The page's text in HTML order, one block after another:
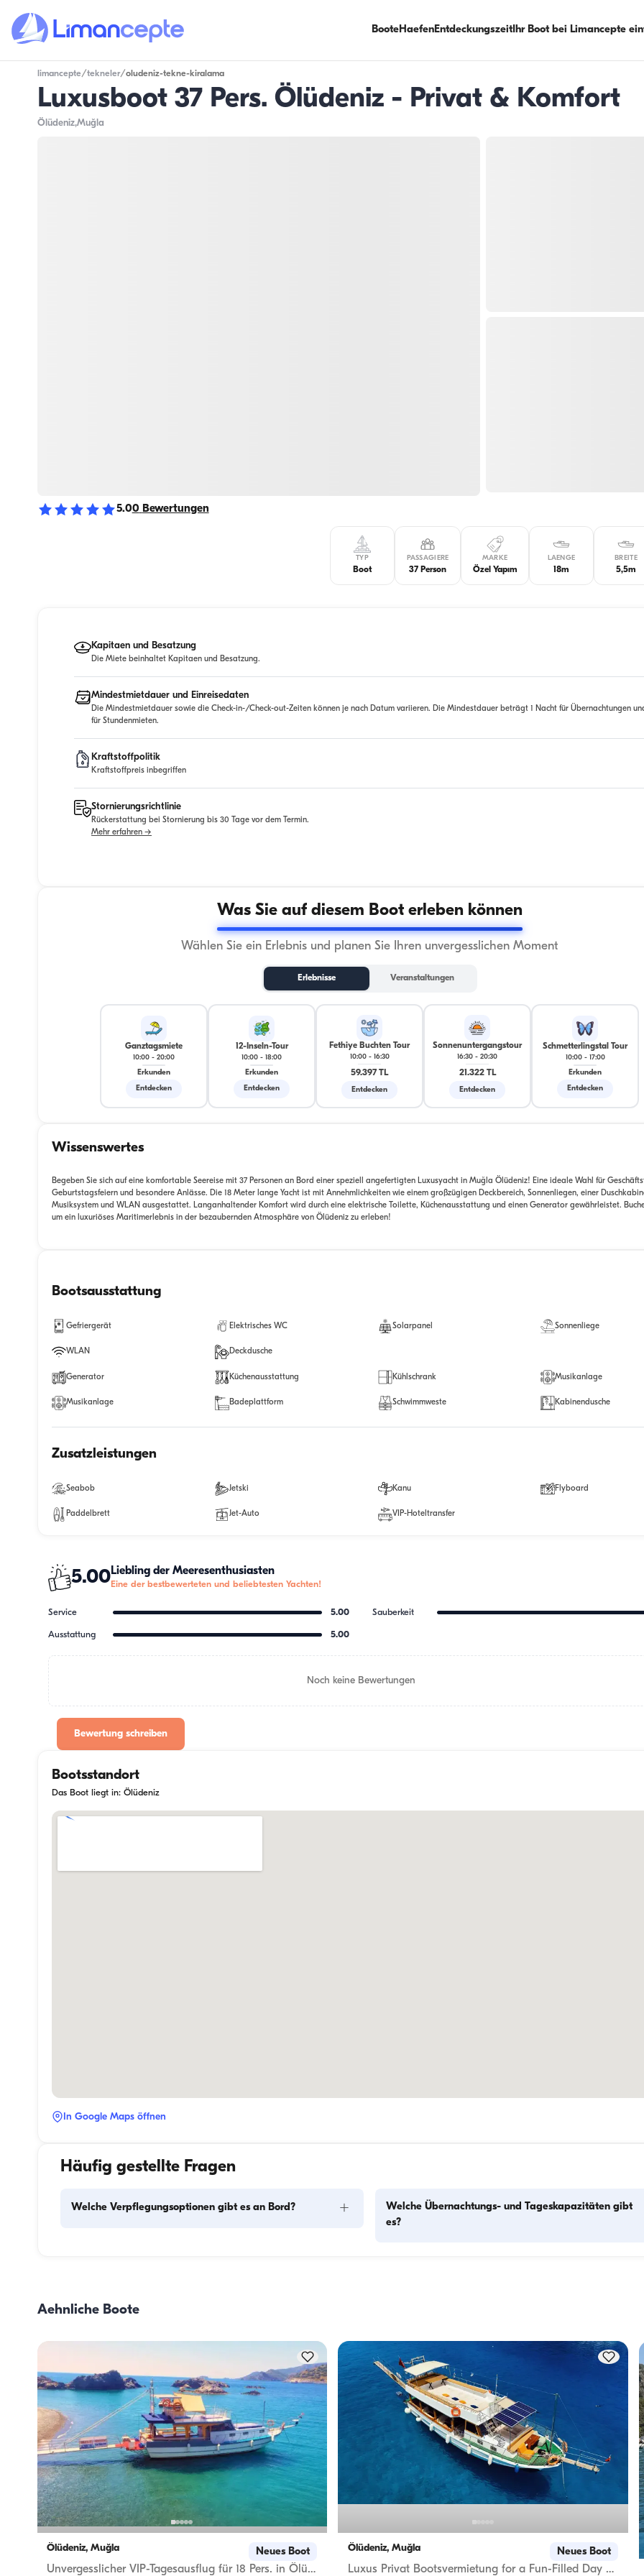
BooteHaefenEntdeckungszeitIhr Boot bei Limancepte
limancepte/tekneler/oludeniz-tekne-kiralama
Luxusboot 37 Pers. Ölüdeniz - Privat & Komfort
Ölüdeniz,Muğla
5.00 Bewertungen
TYP
Boot
PASSAGIERE
37 Person
MARKE
Özel Yapım
LAENGE
18m
BREITE
5,5m
Kapitaen und Besatzung
Die Miete beinhaltet Kapitaen und Besatzung.
Mindestmietdauer und Einreisedaten
Die Mindestmietdauer sowie die Check-in-/Check-out-Zeiten können je nach Datum variieren. Die Mindestdauer beträgt 1 Nacht für Übernachtungen
für Stundenmieten.
Kraftstoffpolitik
Kraftstoffpreis inbegriffen
Stornierungsrichtlinie
Rückerstattung bei Stornierung bis 30 Tage vor dem Termin.
Mehr erfahren →
Was Sie auf diesem Boot erleben können
Wählen Sie ein Erlebnis und planen Sie Ihren unvergesslichen Moment
Erlebnisse Veranstaltungen
Ganztagsmiete
10:00 - 20:00
Erkunden
Entdecken
12-Inseln-Tour
10:00 - 18:00
Erkunden
Entdecken
Fethiye Buchten Tour
10:00- 16:30
59.397 TL
Entdecken
Sonnenuntergangstour
16:30 - 20:30
21.322 TL
Entdecken
Schmetterlingstal Tour
10:00- 17:00
Erkunden
Entdecken
Wissenswertes
Begeben Sie sich auf eine komfortable Seereise mit 37 Personen an Bord einer speziell angefertigten Luxusyacht in Muğla Ölüdeniz! Eine ideale Wahl für
Geburtstagsfeiern und besondere Anlässe. Die 18 Meter lange Yacht ist mit Annehmlichkeiten wie einem großzügigen Deckbereich, Sonnenliegen, einer
Musiksystem und WLAN ausgestattet. Langanhaltender Komfort wird durch eine elektrische Toilette, Küchenausstattung und einen Generator gewährleistet.
um ein luxuriöses Maritimerlebnis in der bezaubernden Atmosphäre von Ölüdeniz zu erleben!
Bootsausstattung
Gefriergerät Elektrisches WC Solarpanel Sonnenliege
WLAN Deckdusche
Generator Küchenausstattung Kühlschrank Musikanlage
Musikanlage Badeplattform Schwimmweste Kabinendusche
Zusatzleistungen
Seabob Jetski Kanu Flyboard
Paddelbrett Jet-Auto VIP-Hoteltransfer
5.00Liebling der Meeresenthusiasten
Eine der bestbewerteten und beliebtesten Yachten!
Service 5.00 Sauberkeit
Ausstattung 5.00
Noch keine Bewertungen
Bewertung schreiben
Bootsstandort
Das Boot liegt in: Ölüdeniz
In Google Maps öffnen
Häufig gestellte Fragen
Welche Verpflegungsoptionen gibt es an Bord? +
Zubereitung der Mahlzeiten übernimmt die Crew.
Welche Übernachtungs- und Tageskapazitäten gibt
es?
Tagesvermietungen gilt die Tageskapazität.
Aehnliche Boote
Ölüdeniz, Muğla Neues Boot
Unvergesslicher VIP-Tagesausflug für 18 Pers. in Ölüdeniz
Ölüdeniz, Muğla Neues Boot
Luxus Privat Bootsvermietung for a Fun-Filled Day at Meer